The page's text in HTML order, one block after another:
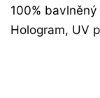
100%
Hologram, UV